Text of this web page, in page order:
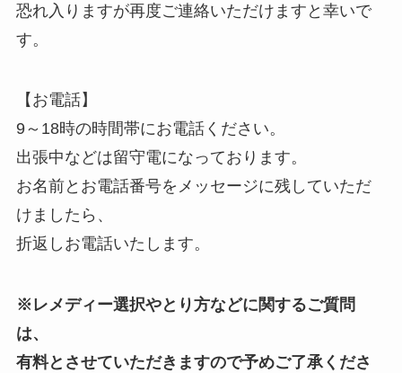
恐れ入りますが再度ご連絡いただけますと幸いで
す。
【お電話】
9～18時の時間帯にお電話ください。
出張中などは留守電になっております。
お名前とお電話番号をメッセージに残していただ
けましたら、
折返しお電話いたします。
※ レメディー選択やとり方などに関するご質問
は、
有料とさせていただきますので予めご了承くださ